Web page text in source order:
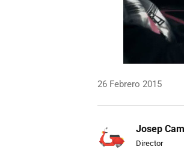
26 Febrero 2015
Josep
Director